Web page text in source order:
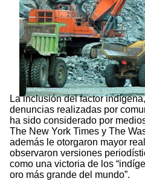
La inclusión del factor
denuncias realizadas por
ha sido considerado por
The New York Times y The
además le otorgaron mayor
observaron versiones
como una victoria de los
oro más grande del mundo”.